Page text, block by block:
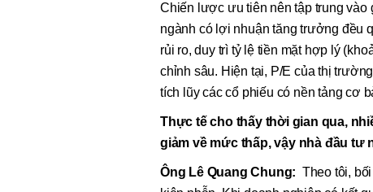
Chiến lược ưu tiên nên tập trung vào
ngành có lợi nhuận tăng trưởng đều
rủi ro, duy trì tỷ lệ tiền mặt hợp lý
chỉnh sâu. Hiện tại, P/E của thị
tích lũy các cổ phiếu có nền tảng cơ
Thực tế cho thấy thời gian qua,
giảm về mức thấp, vậy nhà đầu
Ông Lê Quang Chung: Theo tôi,